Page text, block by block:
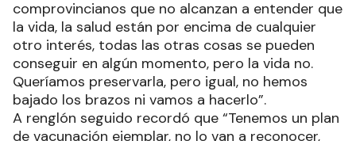
comprovincianos que no alcanzan a entender que
la vida, la salud están por encima de cualquier
otro interés, todas las otras cosas se pueden
conseguir en algún momento, pero la vida no.
Queríamos preservarla, pero igual, no hemos
bajado los brazos ni vamos a hacerlo”.
A renglón seguido recordó que “Tenemos un plan
de vacunación ejemplar, no lo van a reconocer,